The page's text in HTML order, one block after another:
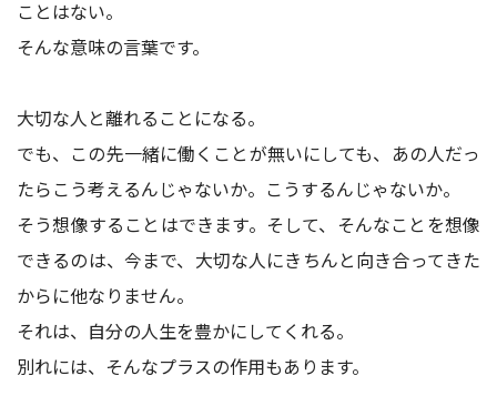
ことはない。
そんな意味の言葉です。
大切な人と離れることになる。
でも、この先一緒に働くことが無いにしても、あの人だっ
たらこう考えるんじゃないか。こうするんじゃないか。
そう想像することはできます。そして、そんなことを想像
できるのは、今まで、大切な人にきちんと向き合ってきた
からに他なりません。
それは、自分の人生を豊かにしてくれる。
別れには、そんなプラスの作用もあります。